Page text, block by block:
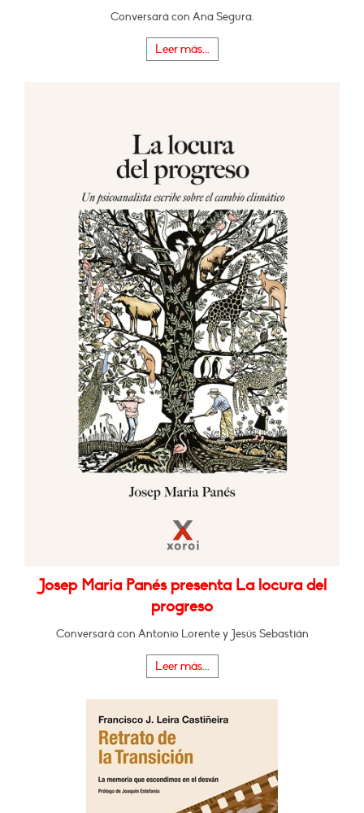
Conversará con Ana Segura.
Leer más...
Josep Maria Panés presenta La locura del
progreso
Conversará con Antonio Lorente y Jesús Sebastián
Leer más...